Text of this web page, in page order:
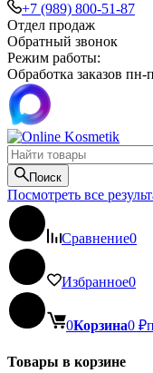
+7 (989) 800-51-87
Отдел продаж
Обратный звонок
Режим работы:
Обработка заказов пн-
Поиск
Посмотреть все
Сравнение0
Избранное0
0Корзина0 ₽
Товары в корзине